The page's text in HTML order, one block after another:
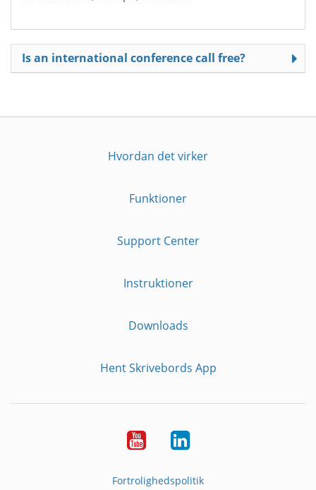
Is an international conference call free?
Hvordan det virker
Funktioner
Support Center
Instruktioner
Downloads
Hent Skrivebords App
YouTubeLinkedIn
Fortrolighedspolitik